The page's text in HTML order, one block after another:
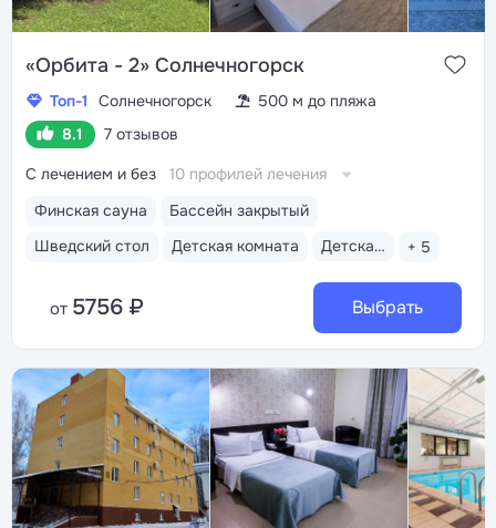
«Орбита - 2» Солнечногорск
Топ-1 Солнечногорск
500 м до пляжа
8.1
7 отзывов
Финская сауна
Бассейн закрытый
Шведский стол
Детская комната Детская анимация + 5
С лечением и без 10 профилей лечения
от 5756 ₽ Выбрать